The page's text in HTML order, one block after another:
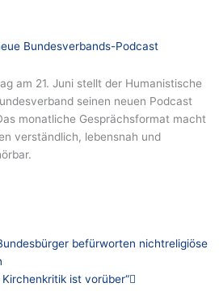
Bundesverbands-Podcast
am 21. Juni stellt der Humanistische
seinen neuen Podcast
monatliche Gesprächsformat macht
verständlich, lebensnah und
befürworten nichtreligiöse
ist vorüber“
Nächster